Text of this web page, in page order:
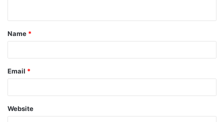
Name *
Email *
Website